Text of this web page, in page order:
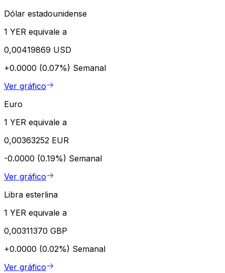
Dólar estadounidense
1 YER equivale a
0,00419869 USD
+0.0000 (0.07%) Semanal
Ver gráfico
Euro
1 YER equivale a
0,00363252 EUR
-0.0000 (0.19%) Semanal
Ver gráfico
Libra esterlina
1 YER equivale a
0,00311370 GBP
+0.0000 (0.02%) Semanal
Ver gráfico